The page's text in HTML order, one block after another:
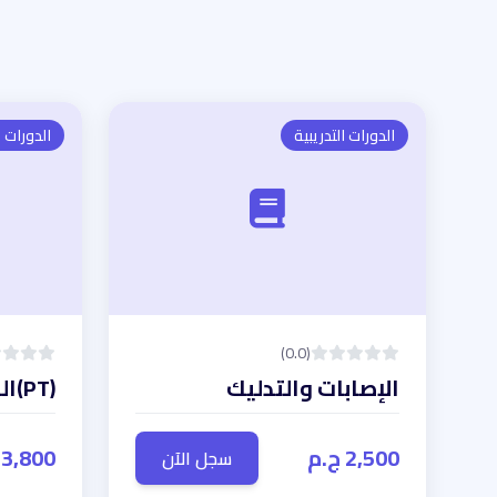
الدورات التدريبية
(0.0)
الإصابات والتدليك
2,500 ج.م
سجل الآن
الدورات
(PT)المدرب الشخصى
3,800 ج.م